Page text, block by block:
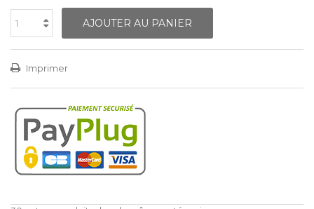
AJOUTER AU PANIER
Imprimer